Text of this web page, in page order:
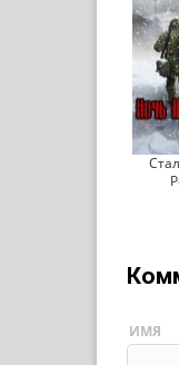
ИМЯ